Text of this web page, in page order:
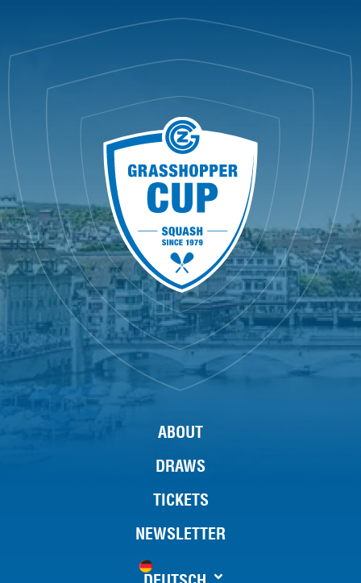
ABOUT
DRAWS
TICKETS
NEWSLETTER